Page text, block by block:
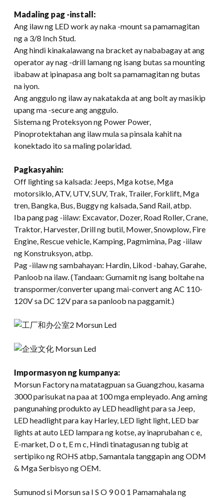
Madaling pag -install:
Ang ilaw ng LED work ay naka -mount sa pamamagitan
ng a 3/8 Inch Stud.
Ang hindi kinakalawang na bracket ay nababagay at ang
operator ay nag -drill lamang ng isang butas sa mounting
ibabaw at ipinapasa ang bolt sa pamamagitan ng butas
na iyon.
Ang anggulo ng ilaw ay nakatakda at ang bolt ay masikip
upang ma -secure ang anggulo.
Sistema ng Proteksyon ng Power Power,
Pinoprotektahan ang ilaw mula sa pinsala kahit na
konektado ito sa maling polaridad.
Pagkasyahin:
Off lighting sa kalsada: Jeeps, Mga kotse, Mga
motorsiklo, ATV, UTV, SUV, Trak, Trailer, Forklift, Mga
tren, Bangka, Bus, Buggy ng kalsada, Sand Rail, atbp.
Iba pang pag -iilaw: Excavator, Dozer, Road Roller, Crane,
Traktor, Harvester, Drill ng butil, Mower, Snowplow, Fire
Engine, Rescue vehicle, Kamping, Pagmimina, Pag -iilaw
ng Konstruksyon, atbp.
Pag -iilaw ng sambahayan: Hardin, Likod -bahay, Garahe,
Panloob na ilaw. (Tandaan: Gumamit ng isang boltahe na
transpormer/converter upang mai-convert ang AC 110-
120V sa DC 12V para sa panloob na paggamit.)
Impormasyon ng kumpanya:
Morsun Factory na matatagpuan sa Guangzhou, kasama
3000 parisukat na paa at 100 mga empleyado. Ang aming
pangunahing produkto ay LED headlight para sa Jeep,
LED headlight para kay Harley, LED light light, LED bar
lights at auto LED lampara ng kotse, ay inaprubahan c e,
E-market, D o t, E m c, Hindi tinatagusan ng tubig at
sertipiko ng ROHS atbp, Samantala tanggapin ang ODM
& Mga Serbisyo ng OEM.
Sumunod si Morsun sa I S O 9 0 0 1 Pamamahala ng